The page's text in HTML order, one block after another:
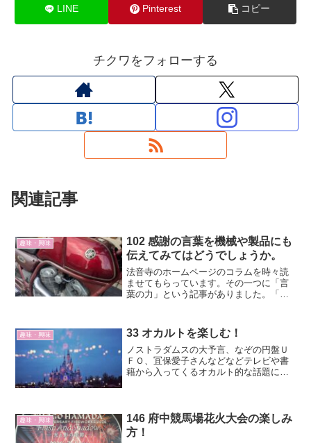
LINE Pinterest コピー
チクワをフォローする
関連記事
趣味・興味
102 感謝の言葉を機械や製品にも
伝えてみてはどうでしょうか。
法音寺のホームページのコラムを時々読
ませてもらっています。その一つに「言
葉の力」という記事がありました。「言
趣味・興味 33 オカルトを楽しむ！
ノストラダムスの大予言、なぞの円盤Ｕ
ＦＯ、冝保愛子さんなどなどテレビや書
籍から入ってくるオカルト的な話題にわ
ノストラダムスの大予言「1...
趣味・興味
146 府中競馬場花火大会の楽しみ
方！